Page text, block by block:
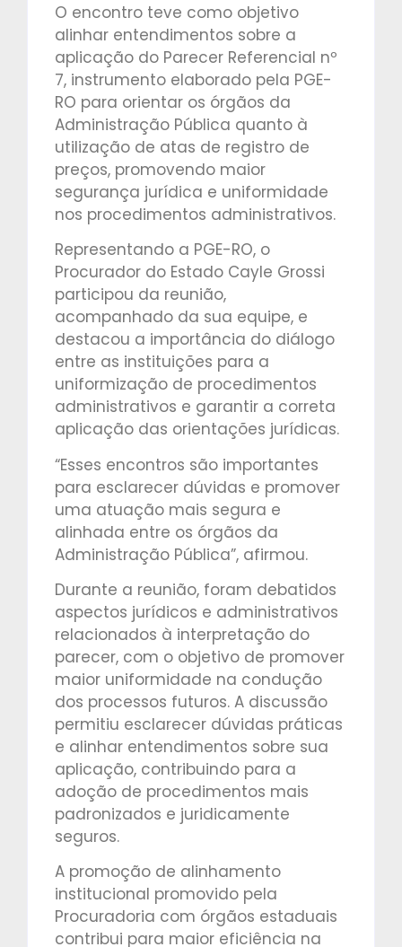
O encontro teve como objetivo
alinhar entendimentos sobre a
aplicação do Parecer Referencial nº
7, instrumento elaborado pela PGE-
RO para orientar os órgãos da
Administração Pública quanto à
utilização de atas de registro de
preços, promovendo maior
segurança jurídica e uniformidade
nos procedimentos administrativos.
Representando a PGE-RO, o
Procurador do Estado Cayle Grossi
participou da reunião,
acompanhado da sua equipe, e
destacou a importância do diálogo
entre as instituições para a
uniformização de procedimentos
administrativos e garantir a correta
aplicação das orientações jurídicas.
“Esses encontros são importantes
para esclarecer dúvidas e promover
uma atuação mais segura e
alinhada entre os órgãos da
Administração Pública”, afirmou.
Durante a reunião, foram debatidos
aspectos jurídicos e administrativos
relacionados à interpretação do
parecer, com o objetivo de promover
maior uniformidade na condução
dos processos futuros. A discussão
permitiu esclarecer dúvidas práticas
e alinhar entendimentos sobre sua
aplicação, contribuindo para a
adoção de procedimentos mais
padronizados e juridicamente
seguros.
A promoção de alinhamento
institucional promovido pela
Procuradoria com órgãos estaduais
contribui para maior eficiência na